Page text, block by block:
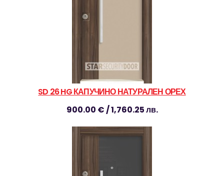
SD 26 HG КАПУЧИНО НАТУРАЛЕН ОРЕХ
900.00 € / 1,760.25 лв.